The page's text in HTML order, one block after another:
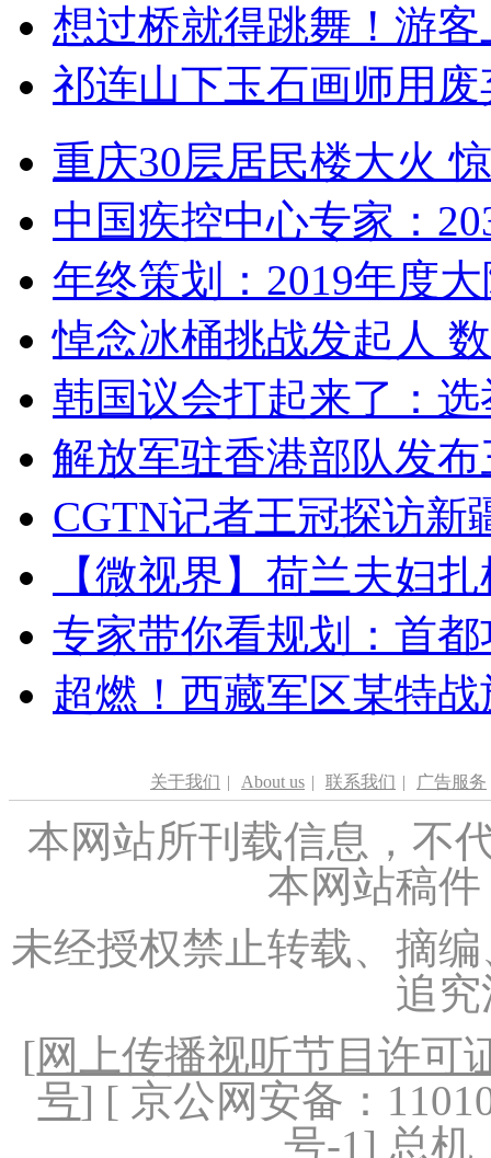
想过桥就得跳舞！游客
祁连山下玉石画师用
重庆30层居民楼大火
中国疾控中心专家：
年终策划：2019年度
悼念冰桶挑战发起人
韩国议会打起来了：
解放军驻香港部队发
CGTN记者王冠探访新
【微视界】荷兰夫妇
专家带你看规划：首
超燃！西藏军区某特
关于我们 | About us | 联系我们 | 广告服务
本网站所刊载信息，不
本网站稿
未经授权禁止转载、摘
追
[网上传播视听节目许可
号] [ 京公网安备：
号-1 ] 总机